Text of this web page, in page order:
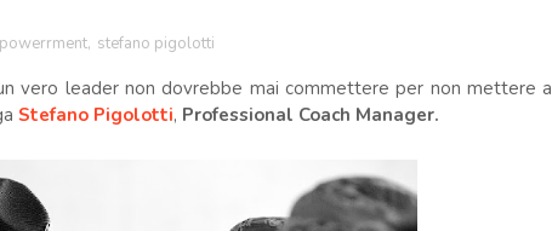
, stefano pigolotti
vero leader non dovrebbe mai commettere per non mettere a
Stefano Pigolotti, Professional Coach Manager.